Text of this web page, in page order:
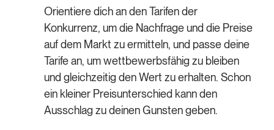
Orientiere dich an den Tarifen der
Konkurrenz, um die Nachfrage und die Preise
auf dem Markt zu ermitteln, und passe deine
Tarife an, um wettbewerbsfähig zu bleiben
und gleichzeitig den Wert zu erhalten. Schon
ein kleiner Preisunterschied kann den
Ausschlag zu deinen Gunsten geben.